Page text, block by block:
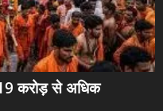
करोड़ से अधिक